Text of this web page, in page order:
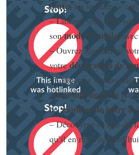
toutes les mesures «
– Libérez-vous avec
sonmode d’emploi
– Ouvrez légalement
votredéclaration de
– Contestez vos avis de
d’amende majorée
lesmodèles de lettre et
– Découvrez ce que dit
qu’il en reste aujourd’hui